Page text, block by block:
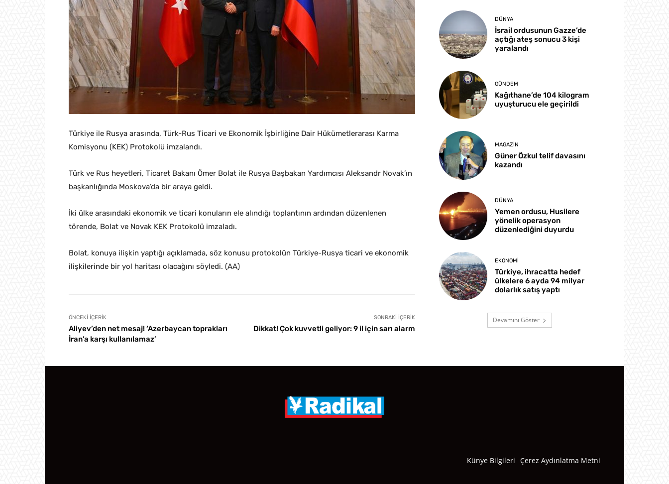
Türkiye ile Rusya arasında, Türk-Rus Ticari ve Ekonomik İşbirliğine Dair Hükümetlerarası Karma
Komisyonu (KEK) Protokolü imzalandı.
Türk ve Rus heyetleri, Ticaret Bakanı Ömer Bolat ile Rusya Başbakan Yardımcısı Aleksandr Novak’ın
başkanlığında Moskova’da bir araya geldi.
İki ülke arasındaki ekonomik ve ticari konuların ele alındığı toplantının ardından düzenlenen
törende, Bolat ve Novak KEK Protokolü imzaladı.
Bolat, konuya ilişkin yaptığı açıklamada, söz konusu protokolün Türkiye-Rusya ticari ve ekonomik
ilişkilerinde bir yol haritası olacağını söyledi. (AA)
ÖNCEKI İÇERIK
Aliyev’den net mesaj! ‘Azerbaycan toprakları
İran’a karşı kullanılamaz’
SONRAKI İÇERIK
Dikkat! Çok kuvvetli geliyor: 9 il için sarı alarm
DÜNYA
İsrail ordusunun Gazze’de
açtığı ateş sonucu 3 kişi
yaralandı
GÜNDEM
Kağıthane’de 104 kilogram
uyuşturucu ele geçirildi
MAGAZIN
Güner Özkul telif davasını
kazandı
DÜNYA
Yemen ordusu, Husilere
yönelik operasyon
düzenlediğini duyurdu
EKONOMI
Türkiye, ihracatta hedef
ülkelere 6 ayda 94 milyar
dolarlık satış yaptı
Devamını Göster
Künye Bilgileri Çerez Aydınlatma Metni